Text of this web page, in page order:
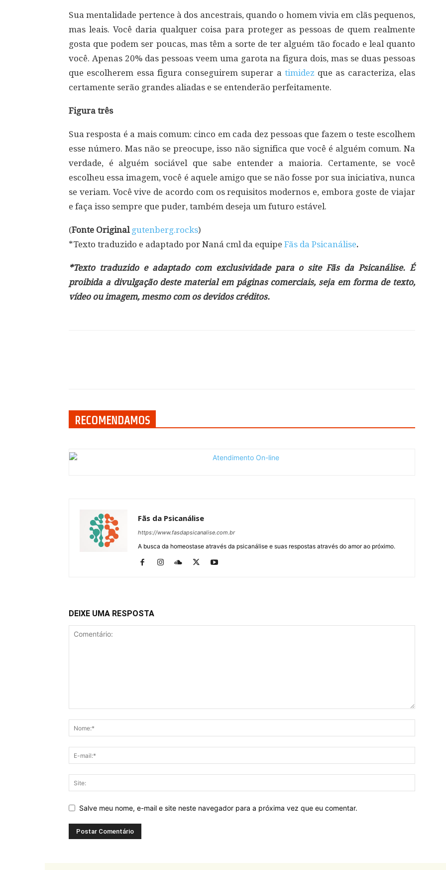
Sua mentalidade pertence à dos ancestrais, quando o homem vivia em clãs pequenos,
mas leais. Você daria qualquer coisa para proteger as pessoas de quem realmente
gosta que podem ser poucas, mas têm a sorte de ter alguém tão focado e leal quanto
você. Apenas 20% das pessoas veem uma garota na figura dois, mas se duas pessoas
que escolherem essa figura conseguirem superar a timidez que as caracteriza, elas
certamente serão grandes aliadas e se entenderão perfeitamente.
Figura três
Sua resposta é a mais comum: cinco em cada dez pessoas que fazem o teste escolhem
esse número. Mas não se preocupe, isso não significa que você é alguém comum. Na
verdade, é alguém sociável que sabe entender a maioria. Certamente, se você
escolheu essa imagem, você é aquele amigo que se não fosse por sua iniciativa, nunca
se veriam. Você vive de acordo com os requisitos modernos e, embora goste de viajar
e faça isso sempre que puder, também deseja um futuro estável.
(Fonte Original gutenberg.rocks)
*Texto traduzido e adaptado por Naná cml da equipe Fãs da Psicanálise.
*Texto traduzido e adaptado com exclusividade para o site Fãs da Psicanálise. É
proibida a divulgação deste material em páginas comerciais, seja em forma de texto,
vídeo ou imagem, mesmo com os devidos créditos.
RECOMENDAMOS
Fãs da Psicanálise
https://www.fasdapsicanalise.com.br
A busca da homeostase através da psicanálise e suas respostas através do amor ao próximo.
DEIXE UMA RESPOSTA
Salve meu nome, e-mail e site neste navegador para a próxima vez que eu comentar.